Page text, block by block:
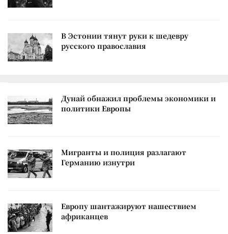
В Эстонии тянут руки к шедевру
русского православия
Дунай обнажил проблемы экономики и
политики Европы
Мигранты и полиция разлагают
Германию изнутри
Европу шантажируют нашествием
африканцев